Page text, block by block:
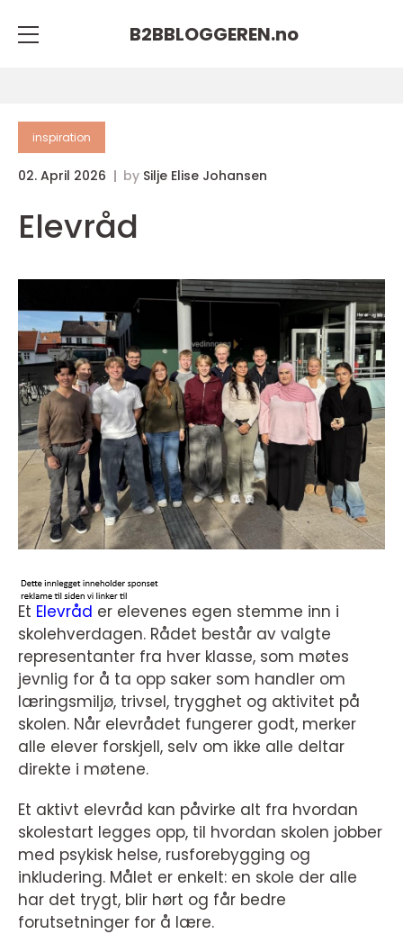
B2BBLOGGEREN.no
inspiration
02. April 2026 by Silje Elise Johansen
Elevråd
Et Elevråd er elevenes egen stemme inn i
skolehverdagen. Rådet består av valgte
representanter fra hver klasse, som møtes
jevnlig for å ta opp saker som handler om
læringsmiljø, trivsel, trygghet og aktivitet på
skolen. Når elevrådet fungerer godt, merker
alle elever forskjell, selv om ikke alle deltar
direkte i møtene.
Et aktivt elevråd kan påvirke alt fra hvordan
skolestart legges opp, til hvordan skolen jobber
med psykisk helse, rusforebygging og
inkludering. Målet er enkelt: en skole der alle
har det trygt, blir hørt og får bedre
forutsetninger for å lære.